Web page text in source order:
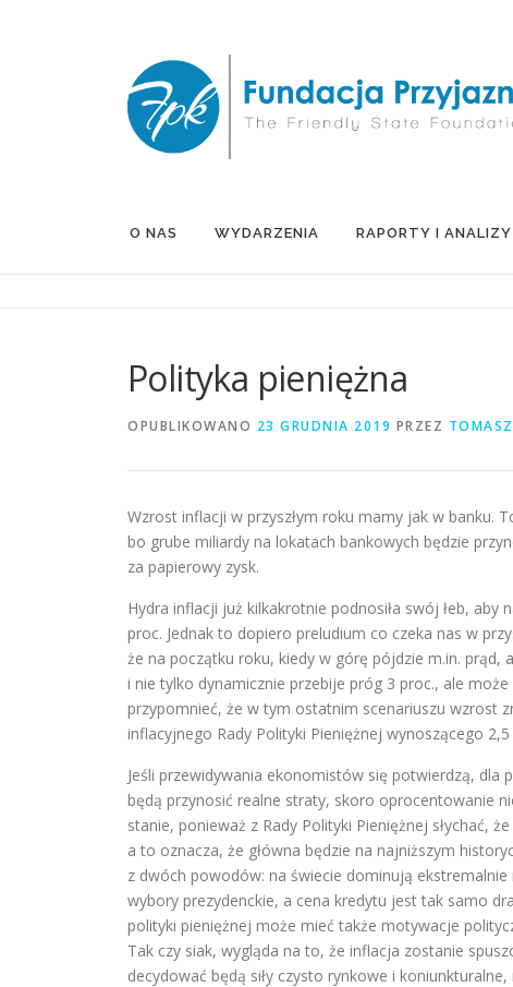
O NAS WYDARZENIA RAPORTY I ANALIZY
Polityka pieniężna
OPUBLIKOWANO 23 GRUDNIA 2019 PRZEZ
Wzrost inflacji w przyszłym roku mamy jak w banku.
bo grube miliardy na lokatach bankowych będzie
za papierowy zysk.
Hydra inflacji już kilkakrotnie podnosiła swój łeb, aby
proc. Jednak to dopiero preludium co czeka nas w
że na początku roku, kiedy w górę pójdzie m.in. prąd,
i nie tylko dynamicznie przebije próg 3 proc., ale
przypomnieć, że w tym ostatnim scenariuszu wzrost
inflacyjnego Rady Polityki Pieniężnej wynoszącego 2,5
Jeśli przewidywania ekonomistów się potwierdzą, dla
będą przynosić realne straty, skoro oprocentowanie
stanie, ponieważ z Rady Polityki Pieniężnej słychać,
a to oznacza, że główna będzie na najniższym
z dwóch powodów: na świecie dominują
wybory prezydenckie, a cena kredytu jest tak samo
polityki pieniężnej może mieć także motywacje
Tak czy siak, wygląda na to, że inflacja zostanie
decydować będą siły czysto rynkowe i